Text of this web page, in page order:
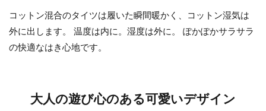
コットン混合のタイツは履いた瞬間暖かく、コットン湿気は
外に出します。 温度は内に。湿度は外に。 ぽかぽかサラサラ
の快適なはき心地です。
大人の遊び心のある可愛いデザイン